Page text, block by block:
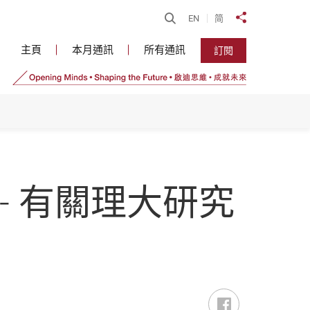
開啟搜尋
EN 简 分享到
主頁 本月通訊 所有通訊 訂閱
關理大研究